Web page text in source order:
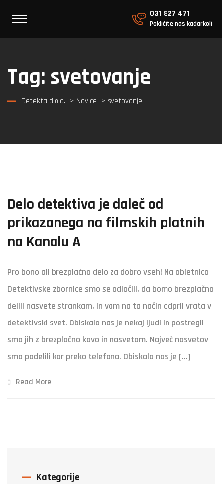
031 827 471
Pokličite nas kadarkoli
Tag: svetovanje
Detekta d.o.o. > Novice > svetovanje
Delo detektiva je daleč od
prikazanega na filmskih platnih
na Kanalu A
Pro bono ali brezplačno delo za dobro vseh! Na obletnico
Detektivske zbornice smo se odločili, da bomo brezplačno
delili nasvete strankam, in vam na ta način odprli vrata v
detektivski svet. Obiskalo nas je nekaj ljudi in postregli
smo jih z brezplačno kavo in nasvetom. Največ nasvetov
smo podelili kar preko telefona. Obiskala nas je […]
Read More
Kategorije